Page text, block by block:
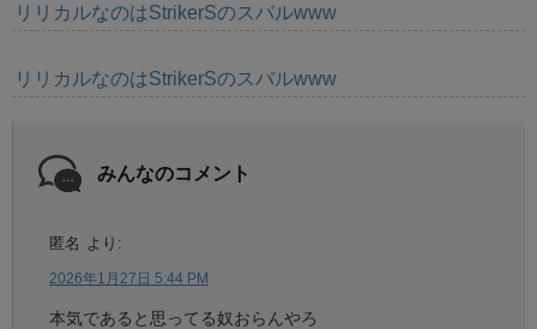
リリカルなのはStrikerSのスバルwww
リリカルなのはStrikerSのスバルwww
みんなのコメント
匿名 より:
2026年1月27日 5:44 PM
本気であると思ってる奴おらんやろ